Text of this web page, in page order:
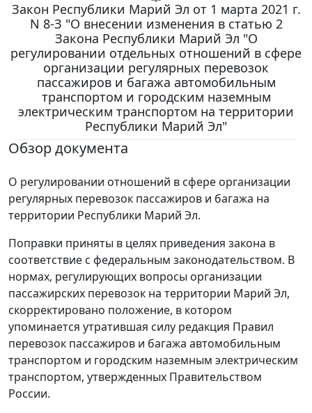
Закон Республики Марий Эл от 1 марта 2021 г.
N 8-З "О внесении изменения в статью 2
Закона Республики Марий Эл "О
регулировании отдельных отношений в сфере
организации регулярных перевозок
пассажиров и багажа автомобильным
транспортом и городским наземным
электрическим транспортом на территории
Республики Марий Эл"
Обзор документа
О регулировании отношений в сфере организации
регулярных перевозок пассажиров и багажа на
территории Республики Марий Эл.
Поправки приняты в целях приведения закона в
соответствие с федеральным законодательством. В
нормах, регулирующих вопросы организации
пассажирских перевозок на территории Марий Эл,
скорректировано положение, в котором
упоминается утратившая силу редакция Правил
перевозок пассажиров и багажа автомобильным
транспортом и городским наземным электрическим
транспортом, утвержденных Правительством
России.